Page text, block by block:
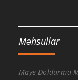
Məhsullar
Maye Doldurma